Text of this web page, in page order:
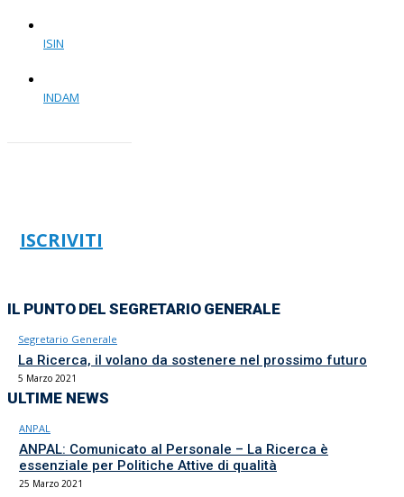
ISIN
INDAM
ISCRIVITI
IL PUNTO DEL SEGRETARIO GENERALE
Segretario Generale
La Ricerca, il volano da sostenere nel prossimo futuro
5 Marzo 2021
ULTIME NEWS
ANPAL
ANPAL: Comunicato al Personale – La Ricerca è
essenziale per Politiche Attive di qualità
25 Marzo 2021